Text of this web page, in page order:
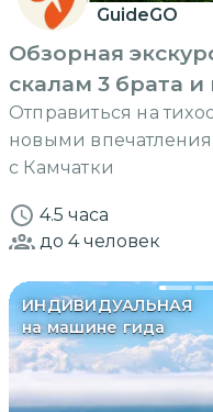
GuideGO
Обзорная
скалам 3 брата
Отправиться на
новыми
с Камчатки
4.5 часа
до 4человек
ИНДИВИДУАЛЬНАЯ
на машине гида